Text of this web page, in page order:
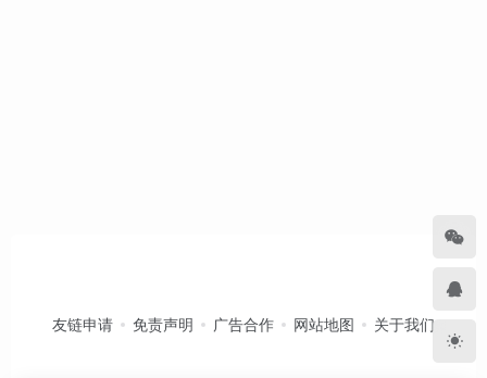
友链申请 免责声明 广告合作 网站地图 关于我们